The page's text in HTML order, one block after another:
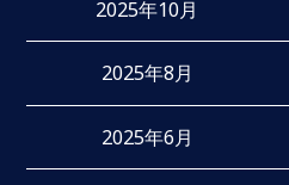
2025年10月
2025年8月
2025年6月